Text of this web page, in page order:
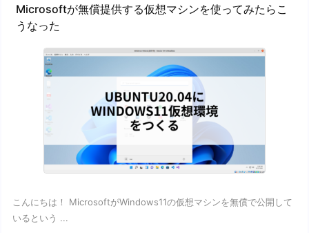
Microsoftが無償提供する仮想マシンを使ってみたらこ
うなった
こんにちは！ MicrosoftがWindows11の仮想マシンを無償で公開して
いるという ...